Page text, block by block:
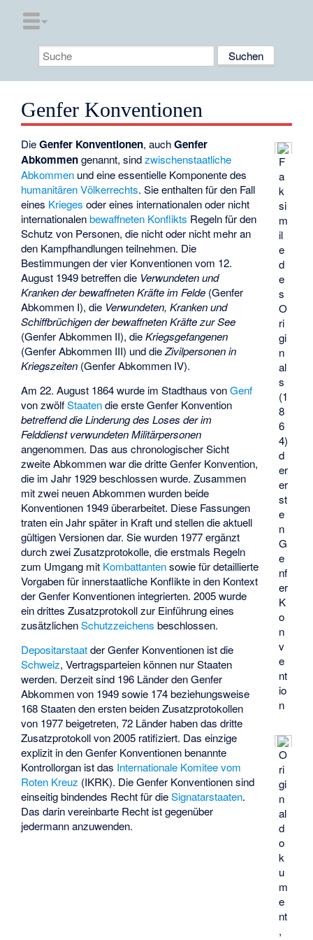
Genfer Konventionen
F
a
k
si
m
il
e
d
e
s
O
ri
gi
n
al
s
(1
8
6
4)
d
er
er
st
e
n
G
e
nf
er
K
o
n
v
e
nt
io
n
O
ri
gi
n
al
d
o
k
u
m
e
nt
,
DieGenfer Konventionen, auchGenfer
Abkommengenannt, sindzwischenstaatliche
Abkommen und eine essentielle Komponente des
humanitären Völkerrechts. Sie enthalten für den Fall
eines Krieges oder eines internationalen oder nicht
internationalenbewaffneten Konflikts Regeln für den
Schutz von Personen, die nicht oder nicht mehr an
den Kampfhandlungen teilnehmen. Die
Bestimmungen der vier Konventionen vom 12.
August 1949 betreffen die Verwundeten und
Kranken der bewaffneten Kräfte im Felde (Genfer
Abkommen I), die Verwundeten, Kranken und
Schiffbrüchigen der bewaffneten Kräfte zur See
(Genfer Abkommen II), dieKriegsgefangenen
(Genfer Abkommen III) und dieZivilpersonen in
Kriegszeiten (Genfer Abkommen IV).
Am 22. August 1864 wurde im Stadthaus vonGenf
von zwölfStaatendie erste Genfer Konvention
betreffend die Linderung des Loses der im
Felddienst verwundeten Militärpersonen
angenommen. Das aus chronologischer Sicht
zweite Abkommen war die dritte Genfer Konvention,
die im Jahr 1929 beschlossen wurde. Zusammen
mit zwei neuen Abkommen wurden beide
Konventionen 1949 überarbeitet. Diese Fassungen
traten ein Jahr später in Kraft und stellen die aktuell
gültigen Versionen dar. Sie wurden 1977 ergänzt
durch zwei Zusatzprotokolle, die erstmals Regeln
zum Umgang mit Kombattantensowie für detaillierte
Vorgaben für innerstaatliche Konflikte in den Kontext
der Genfer Konventionen integrierten. 2005 wurde
ein drittes Zusatzprotokoll zur Einführung eines
zusätzlichenSchutzzeichens beschlossen.
Depositarstaatder Genfer Konventionen ist die
Schweiz, Vertragsparteien können nur Staaten
werden. Derzeit sind 196 Länder den Genfer
Abkommen von 1949 sowie 174 beziehungsweise
168 Staaten den ersten beiden Zusatzprotokollen
von 1977 beigetreten, 72 Länder haben das dritte
Zusatzprotokoll von 2005 ratifiziert. Das einzige
explizit in den Genfer Konventionen benannte
Kontrollorgan ist das Internationale Komitee vom
Roten Kreuz (IKRK). Die Genfer Konventionen sind
einseitig bindendes Recht für dieSignatarstaaten.
Das darin vereinbarte Recht ist gegenüber
jedermann anzuwenden.